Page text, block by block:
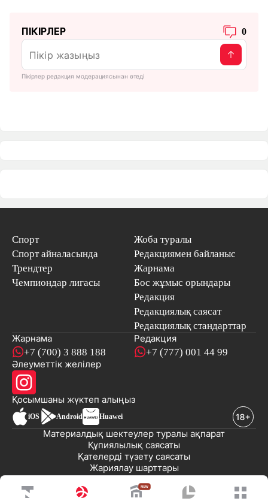
ПІКІРЛЕР 0
Пікірлер редакция модерациясынан өтеді
Спорт
Спорт айналасында
Трендтер
Чемпиондар лигасы
Жоба туралы
Редакциямен байланыс
Жарнама
Бос жұмыс орындары
Редакция
Редакциялық саясат
Редакциялық стандарттар
Жарнама
+7 (700) 3 888 188
Редакция
+7 (777) 001 44 99
Әлеуметтік желілер
Қосымшаны жүктеп алыңыз
iOS Android Huawei
Жариялау шарттары
Қателерді түзету саясаты
Құпиялылық саясаты
Материалдық шектеулер туралы ақпарат